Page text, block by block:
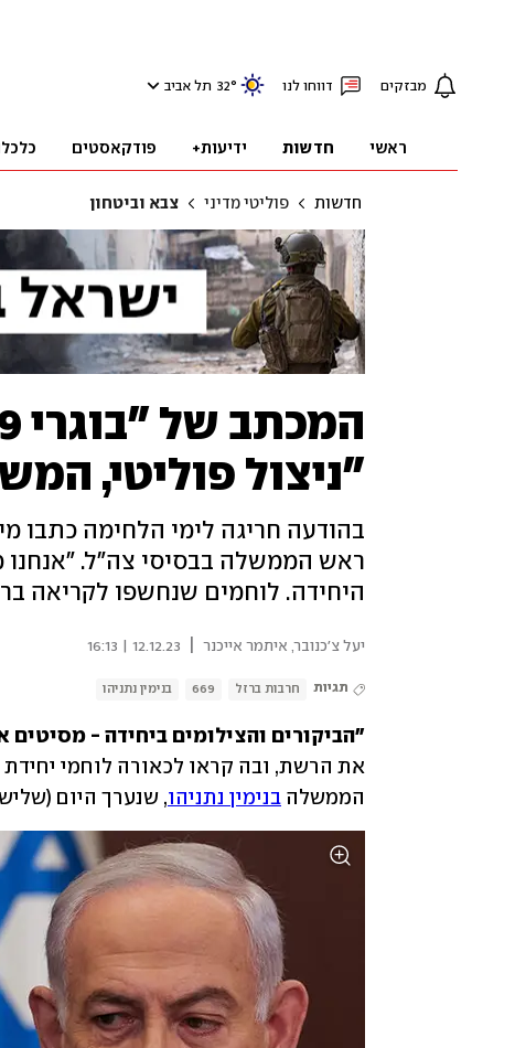
מבזקים דווחו לנו 32° תל אביב
ראשי חדשות ידיעות+ פודקאסטים
חדשות פוליטי מדיני צבא וביטחון
"ניצול פוליטי,
בהודעה חריגה לימי הלחימה כתבו
ראש הממשלה בבסיסי צה"ל. "אנחנו
היחידה. לוחמים שנחשפו לקריאה
יעל צ'כנובר, איתמר אייכנר 12.12.23 | 16:13
תגיות חרבות ברזל 669 בנימין נתניהו
"הביקורים והצילומים ביחידה -
הממשלה בנימין נתניהו, שנערך היום